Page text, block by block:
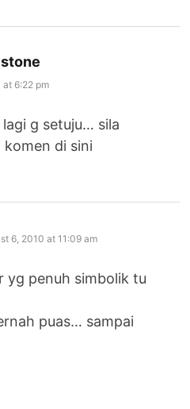
at 6:22 pm
lagi g setuju… sila
di sini
6, 2010 at 11:09 am
yg penuh simbolik tu
puas… sampai